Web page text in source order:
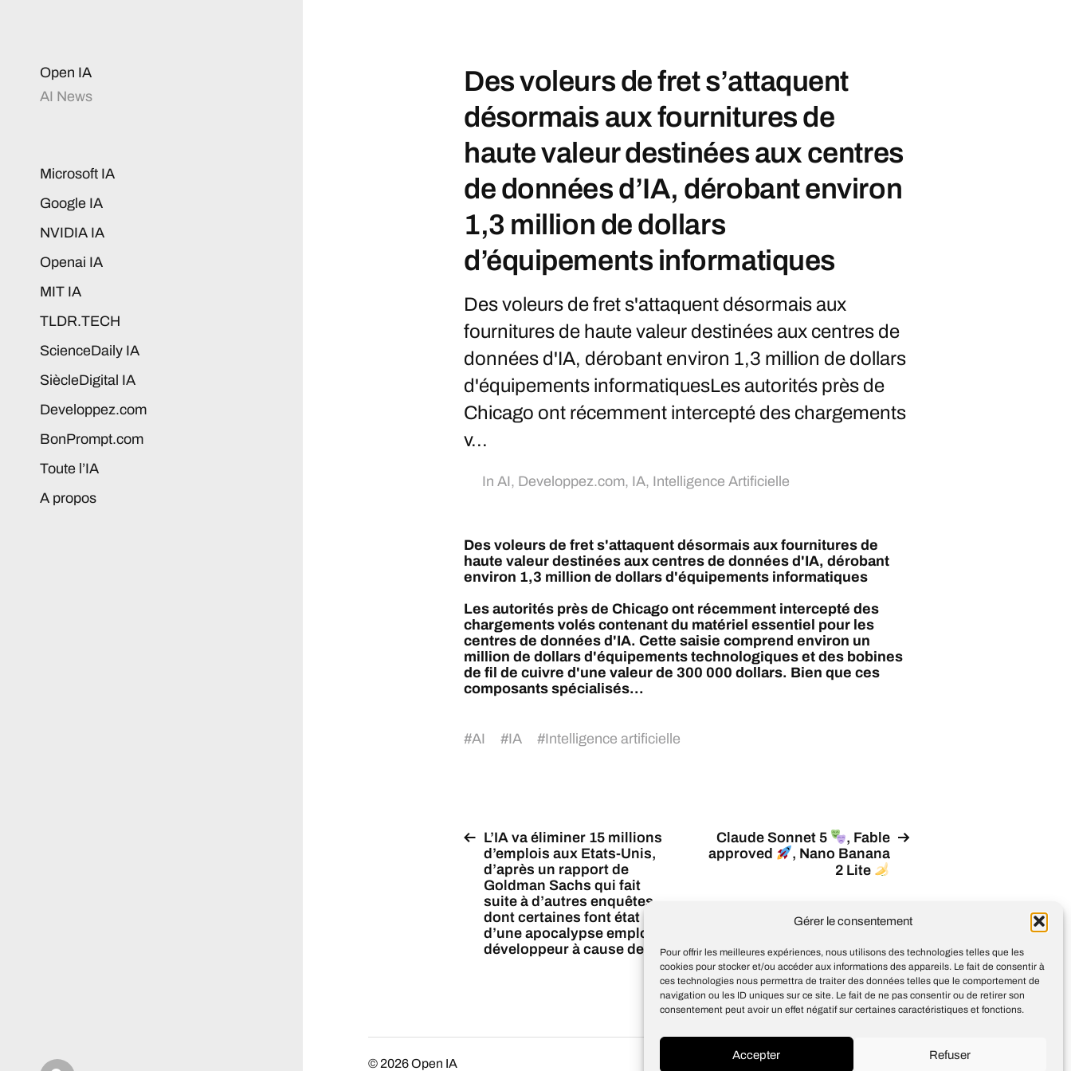
Gérer le consentement
Pour offrir les meilleures expériences, nous utilisons des technologies telles que les
cookies pour stocker et/ou accéder aux informations des appareils. Le fait de consentir à
ces technologies nous permettra de traiter des données telles que le comportement de
navigation ou les ID uniques sur ce site. Le fait de ne pas consentir ou de retirer son
consentement peut avoir un effet négatif sur certaines caractéristiques et fonctions.
Accepter Refuser
Open IA
AI News
Microsoft IA
Google IA
NVIDIA IA
Openai IA
MIT IA
TLDR.TECH
ScienceDaily IA
SiècleDigital IA
Developpez.com
BonPrompt.com
Toute l’IA
A propos
Des voleurs de fret s’attaquent
désormais aux fournitures de
haute valeur destinées aux centres
de données d’IA, dérobant environ
1,3 million de dollars
d’équipements informatiques
Des voleurs de fret s'attaquent désormais aux
fournitures de haute valeur destinées aux centres de
données d'IA, dérobant environ 1,3 million de dollars
d'équipements informatiquesLes autorités près de
Chicago ont récemment intercepté des chargements
v...
In AI, Developpez.com, IA, Intelligence Artificielle
Des voleurs de fret s'attaquent désormais aux fournitures de
haute valeur destinées aux centres de données d'IA, dérobant
environ 1,3 million de dollars d'équipements informatiques
Les autorités près de Chicago ont récemment intercepté des
chargements volés contenant du matériel essentiel pour les
centres de données d'IA. Cette saisie comprend environ un
million de dollars d'équipements technologiques et des bobines
de fil de cuivre d'une valeur de 300 000 dollars. Bien que ces
composants spécialisés...
#AI #IA #Intelligence artificielle
L’IA va éliminer 15 millions
d’emplois aux Etats-Unis,
d’après un rapport de
Goldman Sachs qui fait
suite à d’autres enquêtes
dont certaines font état
d’une apocalypse emploi
développeur à cause de l’IA
Claude Sonnet 5
, Fable
approved
, Nano Banana
2 Lite
© 2026Open IA Jean-Louis Maso